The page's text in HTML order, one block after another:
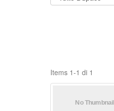
Items 1-1 di 1